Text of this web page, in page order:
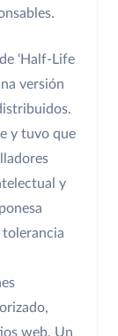
‘Half-Life
versión
y tuvo que
y
web. Un